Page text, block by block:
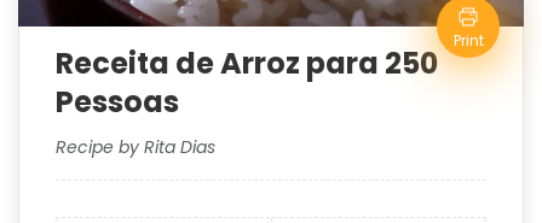
Print
Receita de Arroz para 250
Pessoas
Recipe by Rita Dias